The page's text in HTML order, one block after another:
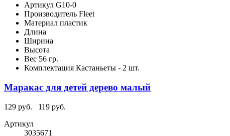
Артикул G10-0
Производитель Fleet
Материал пластик
Длина
Ширина
Высота
Вес 56 гр.
Комплектация Кастаньеты - 2 шт.
Маракас для детей дерево малый
129 руб.
119 руб.
Артикул
3035671